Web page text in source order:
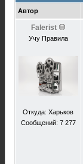
Автор
Falerist
Учу Правила
Откуда: Харьков
Сообщений: 7 277